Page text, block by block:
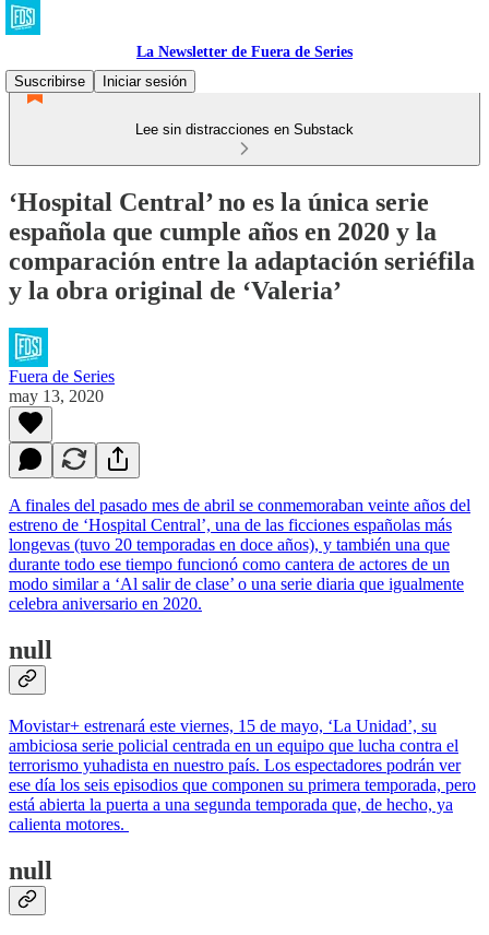
La Newsletter de Fuera de Series
Suscribirse
Iniciar sesión
Lee sin distracciones en Substack
‘Hospital Central’ no es la única serie
española que cumple años en 2020 y la
comparación entre la adaptación seriéfila
y la obra original de ‘Valeria’
Fuera de Series
may 13, 2020
A finales del pasado mes de abril se conmemoraban veinte años del
estreno de ‘Hospital Central’, una de las ficciones españolas más
longevas (tuvo 20 temporadas en doce años), y también una que
durante todo ese tiempo funcionó como cantera de actores de un
modo similar a ‘Al salir de clase’ o una serie diaria que igualmente
celebra aniversario en 2020.
null
Movistar+ estrenará este viernes, 15 de mayo, ‘La Unidad’, su
ambiciosa serie policial centrada en un equipo que lucha contra el
terrorismo yuhadista en nuestro país. Los espectadores podrán ver
ese día los seis episodios que componen su primera temporada, pero
está abierta la puerta a una segunda temporada que, de hecho, ya
calienta motores.
null